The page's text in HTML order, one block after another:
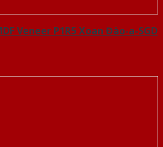
Veneer P1R5 Xoan Đào-a-SGD